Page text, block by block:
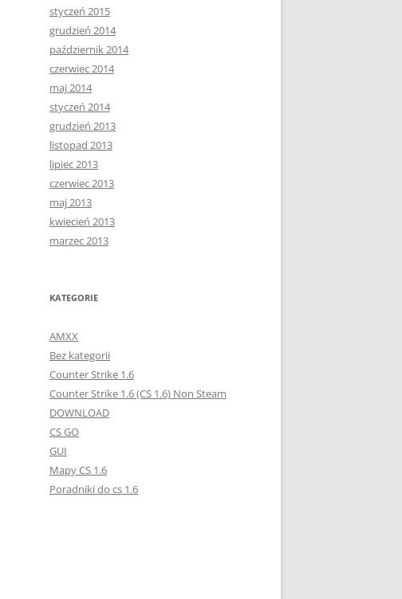
styczeń 2015
grudzień 2014
październik 2014
czerwiec 2014
maj 2014
styczeń 2014
grudzień 2013
listopad 2013
lipiec 2013
czerwiec 2013
maj 2013
kwiecień 2013
marzec 2013
KATEGORIE
AMXX
Bez kategorii
Counter Strike 1.6
Counter Strike 1.6 (CS 1.6) Non Steam
DOWNLOAD
CS GO
GUI
Mapy CS 1.6
Poradniki do cs 1.6